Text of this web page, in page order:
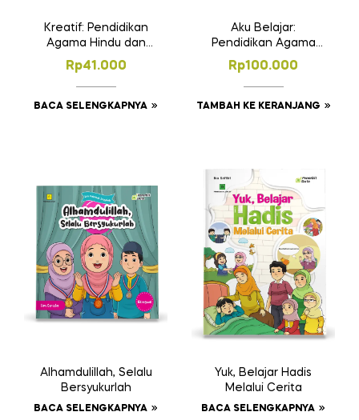
Kreatif: Pendidikan
Agama Hindu dan
Budi Pekerti untuk SD
Kelas II
Rp41.000
BACA SELENGKAPNYA
Aku Belajar:
Pendidikan Agama
Islam dan Budi
Pekerti SD Kelas 5
Rp100.000
TAMBAH KE KERANJANG
Alhamdulillah, Selalu
Bersyukurlah
BACA SELENGKAPNYA
Yuk, Belajar Hadis
Melalui Cerita
BACA SELENGKAPNYA